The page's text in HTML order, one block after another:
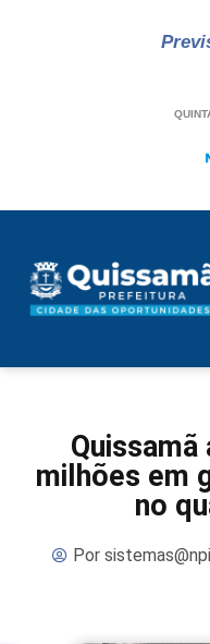
milhões em
no
Por